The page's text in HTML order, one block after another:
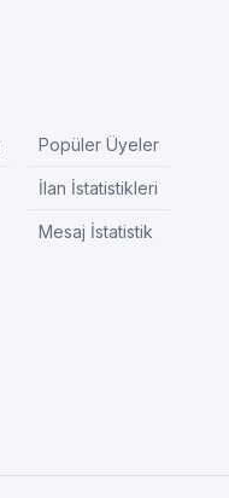
Popüler Üyeler
İlan İstatistikleri
Mesaj İstatistik